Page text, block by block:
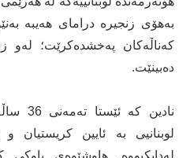
بەهۆی زنجیرە درامای هەیبە
کەناڵەکان پەخشدەکرێت؛ لەو
دەبینێت.
نادین
لوبنانیی بە ئایین کریستیان